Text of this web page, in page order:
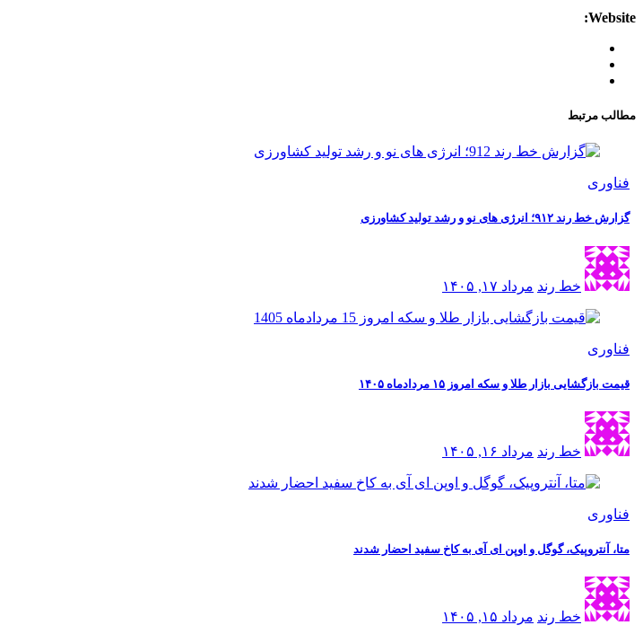
Website:
مطالب مرتبط
فناوری
گزارش خط رند ۹۱۲؛ انرژی های نو و رشد تولید کشاورزی
خط رند مرداد ۱۷, ۱۴۰۵
فناوری
قیمت بازگشایی بازار طلا و سکه امروز ۱۵ مردادماه ۱۴۰۵
خط رند مرداد ۱۶, ۱۴۰۵
فناوری
متا، آنتروپیک، گوگل و اوپن ای آی به کاخ سفید احضار شدند
خط رند مرداد ۱۵, ۱۴۰۵